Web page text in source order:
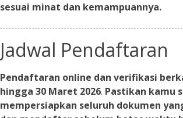
sesuai minat dan kemampuannya.
Jadwal Pendaftaran
Pendaftaran online dan verifikasi
hingga 30 Maret 2026. Pastikan kamu
mempersiapkan seluruh dokumen